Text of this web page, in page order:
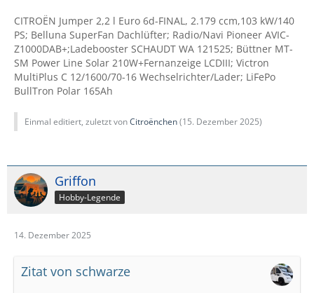
CITROËN Jumper 2,2 l Euro 6d-FINAL, 2.179 ccm,103 kW/140
PS; Belluna SuperFan Dachlüfter; Radio/Navi Pioneer AVIC-
Z1000DAB+;Ladebooster SCHAUDT WA 121525; Büttner MT-
SM Power Line Solar 210W+Fernanzeige LCDIII; Victron
MultiPlus C 12/1600/70-16 Wechselrichter/Lader; LiFePo
BullTron Polar 165Ah
Einmal editiert, zuletzt vonCitroënchen(15. Dezember 2025)
Griffon
Hobby-Legende
14. Dezember 2025
Zitat von schwarze